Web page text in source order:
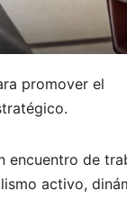
promover el
encuentro de
activo,